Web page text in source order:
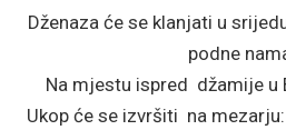
Dženaza će se klanjati u
podne
Na mjestu ispred džamije u
Ukop će se izvršiti na mezarju: